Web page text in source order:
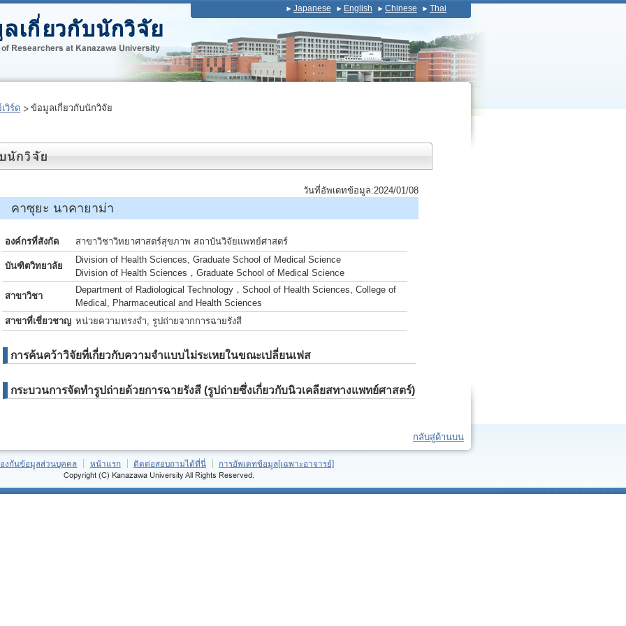
Japanese English Chinese Thai
วิร์ด ข้อมูลเกี่ยวกับนักวิจัย
วันที่อัพเดทข้อมูล:2024/01/08
คาซุยะ นาคายาม่า
องค์กรที่สังกัด สาขาวิชาวิทยาศาสตร์สุขภาพ สถาบันวิจัยแพทย์ศาสตร์
บันฑิตวิทยาลัย
Division of Health Sciences, Graduate School of Medical Science
Division of Health Sciences，Graduate School of Medical Science
สาขาวิชา
Department of Radiological Technology，School of Health Sciences, College of
Medical, Pharmaceutical and Health Sciences
สาขาที่เชี่ยวชาญ หน่วยความทรงจำ, รูปถ่ายจากการฉายรังสี
การค้นคว้าวิจัยที่เกี่ยวกับความจำแบบไม่ระเหยในขณะเปลี่ยนเฟส
กระบวนการจัดทำรูปถ่ายด้วยการฉายรังสี (รูปถ่ายซึ่งเกี่ยวกับนิวเคลียสทางแพทย์ศาสตร์)
กลับสู่ด้านบน
งกันข้อมูลส่วนบุคคล หน้าแรก ติดต่อสอบถามได้ที่นี่ การอัพเดทข้อมูล[เฉพาะอาจารย์]